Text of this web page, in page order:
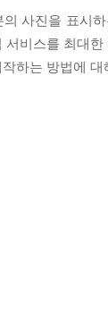
사진을 표시
비스를 최대
하는 방법에